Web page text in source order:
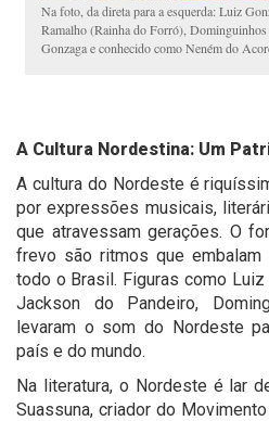
Na foto, da direta para a esquerda: Luiz
Ramalho (Rainha do Forró),
Gonzaga e conhecido como Neném do
A Cultura Nordestina: Um
A cultura do Nordeste é
por expressões musicais,
que atravessam gerações. O
frevo são ritmos que
todo o Brasil. Figuras como Luiz
Jackson do Pandeiro,
levaram o som do Nordeste
país e do mundo.
Na literatura, o Nordeste é lar
Suassuna, criador do